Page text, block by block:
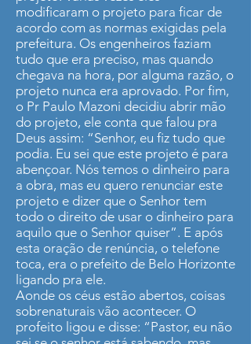
modificaram o projeto para ficar de
acordo com as normas exigidas pela
prefeitura. Os engenheiros faziam
tudo que era preciso, mas quando
chegava na hora, por alguma razão, o
projeto nunca era aprovado. Por fim,
o Pr Paulo Mazoni decidiu abrir mão
do projeto, ele conta que falou pra
Deus assim: “Senhor, eu fiz tudo que
podia. Eu sei que este projeto é para
abençoar. Nós temos o dinheiro para
a obra, mas eu quero renunciar este
projeto e dizer que o Senhor tem
todo o direito de usar o dinheiro para
aquilo que o Senhor quiser”. E após
esta oração de renúncia, o telefone
toca, era o prefeito de Belo Horizonte
ligando pra ele.
Aonde os céus estão abertos, coisas
sobrenaturais vão acontecer. O
profeito ligou e disse: “Pastor, eu não